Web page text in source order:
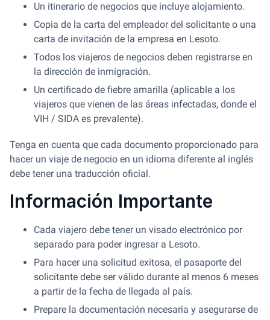
Un itinerario de negocios que incluye alojamiento.
Copia de la carta del empleador del solicitante o una
carta de invitación de la empresa en Lesoto.
Todos los viajeros de negocios deben registrarse en
la dirección de inmigración.
Un certificado de fiebre amarilla (aplicable a los
viajeros que vienen de las áreas infectadas, donde el
VIH / SIDA es prevalente).
Tenga en cuenta que cada documento proporcionado para
hacer un viaje de negocio en un idioma diferente al inglés
debe tener una traducción oficial.
Información Importante
Cada viajero debe tener un visado electrónico por
separado para poder ingresar a Lesoto.
Para hacer una solicitud exitosa, el pasaporte del
solicitante debe ser válido durante al menos 6 meses
a partir de la fecha de llegada al país.
Prepare la documentación necesaria y asegurarse de